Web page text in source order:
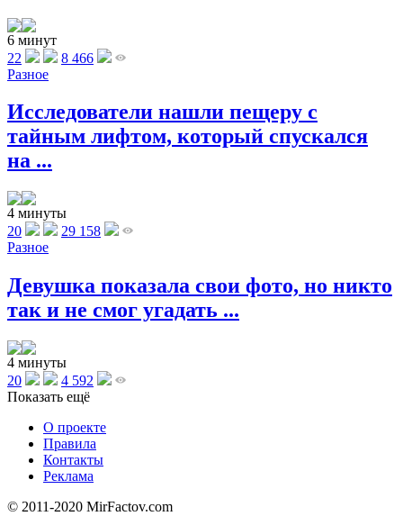
6 минут
22
8 466
Разное
Исследователи нашли пещеру с
тайным лифтом, который спускался
на ...
4 минуты
20
29 158
Разное
Девушка показала свои фото, но никто
так и не смог угадать ...
4 минуты
20
4 592
Показать ещё
О проекте
Правила
Контакты
Реклама
© 2011-2020 MirFactov.com